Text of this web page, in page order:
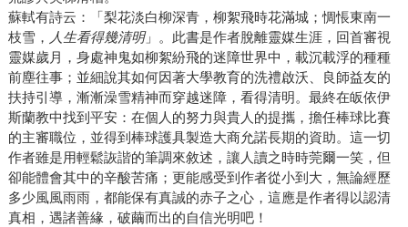
蘇軾有詩云：「梨花淡白柳深青，柳絮飛時花滿城；惆悵東南一
枝雪， 人生看得幾清明」。此書是作者脫離靈媒生涯，回首審視
靈媒歲月，身處神鬼如柳絮紛飛的迷障世界中，載沉載浮的種種
前塵往事；並細說其如何因著大學教育的洗禮啟沃、良師益友的
扶持引導，漸漸澡雪精神而穿越迷障，看得清明。最終在皈依伊
斯蘭教中找到平安：在個人的努力與貴人的提攜，擔任棒球比賽
的主審職位，並得到棒球護具製造大商允諾長期的資助。這一切
作者雖是用輕鬆詼諧的筆調來敘述，讓人讀之時時莞爾一笑，但
卻能體會其中的辛酸苦痛；更能感受到作者從小到大，無論經歷
多少風風雨雨，都能保有真誠的赤子之心，這應是作者得以認清
真相，遇諸善緣，破繭而出的自信光明吧！